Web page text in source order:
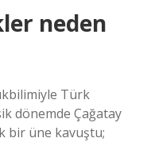
neden
Türk
dönemde Çağatay
bir üne kavuştu;